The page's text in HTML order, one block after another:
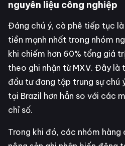
nguyên liệu công nghiệp
Đáng chú ý, cà phê tiếp tục
tiền mạnh nhất trong nhóm
khi chiếm hơn 60% tổng giá
theo ghi nhận từ MXV. Đây là
đầu tư đang tập trung sự chú
tại Brazil hơn hẳn so với các
chỉ số.
Trong khi đó, các nhóm hàng